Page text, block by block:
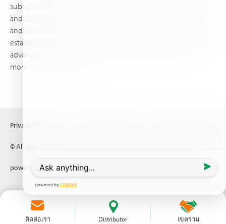
ติดต่อเรา Distributor เขตร่วม
subsidiaries worldwide, with production sites in Israel, France,
and Canada, as well as proprietary blending facilities in Brazil
and South Africa. Backed by extensive infrastructure and well-
established distribution and logistics networks, Haifa makes its
advanced plant nutrition solutions available to growers in
more than 100 countries.
© All rights reserved (2026) Haifa Negev technologies LTD
Privacy Policy
powered byComrax